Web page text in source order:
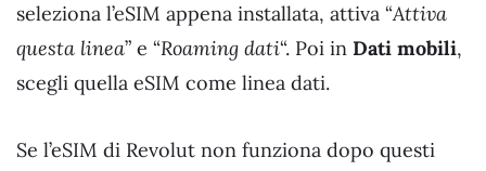
seleziona l’eSIM appena installata, attiva “Attiva
questa linea” e “Roaming dati“. Poi in Dati mobili,
scegli quella eSIM come linea dati.
Se l’eSIM di Revolut non funziona dopo questi